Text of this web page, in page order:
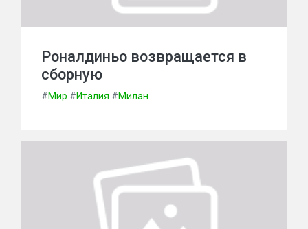
Роналдиньо возвращается в
сборную
#Мир #Италия #Милан